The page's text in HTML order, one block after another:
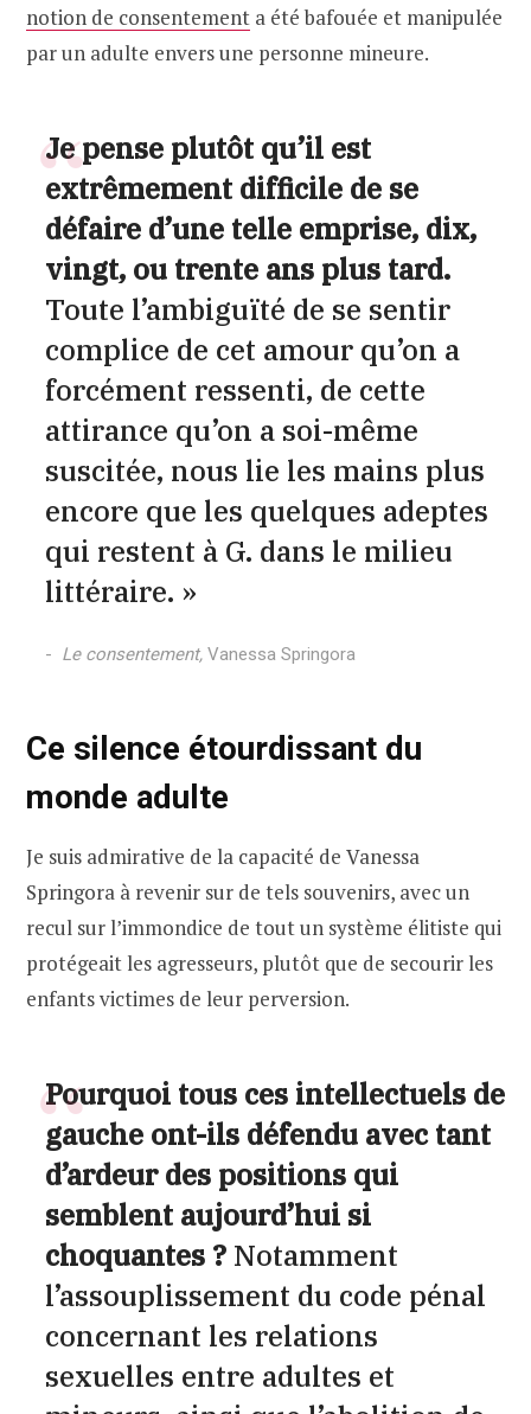
notion de consentement a été bafouée et manipulée
par un adulte envers une personne mineure.
Je pense plutôt qu’il est
extrêmement difficile de se
défaire d’une telle emprise, dix,
vingt, ou trente ans plus tard.
Toute l’ambiguïté de se sentir
complice de cet amour qu’on a
forcément ressenti, de cette
attirance qu’on a soi-même
suscitée, nous lie les mains plus
encore que les quelques adeptes
qui restent à G. dans le milieu
littéraire. »
Le consentement, Vanessa Springora
Ce silence étourdissant du
monde adulte
Je suis admirative de la capacité de Vanessa
Springora à revenir sur de tels souvenirs, avec un
recul sur l’immondice de tout un système élitiste qui
protégeait les agresseurs, plutôt que de secourir les
enfants victimes de leur perversion.
Pourquoi tous ces intellectuels de
gauche ont-ils défendu avec tant
d’ardeur des positions qui
semblent aujourd’hui si
choquantes ?Notamment
l’assouplissement du code pénal
concernant les relations
sexuelles entre adultes et